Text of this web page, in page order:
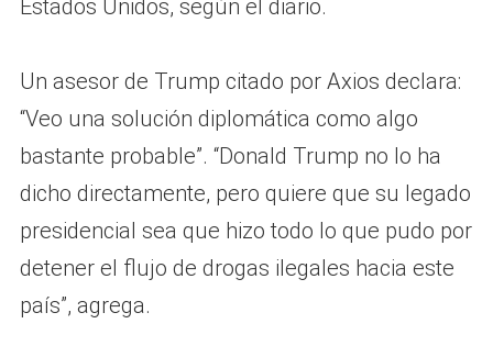
Estados Unidos, según el diario.
Un asesor de Trump citado por Axios declara:
“Veo una solución diplomática como algo
bastante probable”. “Donald Trump no lo ha
dicho directamente, pero quiere que su legado
presidencial sea que hizo todo lo que pudo por
detener el flujo de drogas ilegales hacia este
país”, agrega.